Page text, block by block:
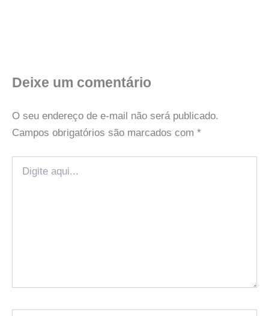
Deixe um comentário
O seu endereço de e-mail não será publicado.
Campos obrigatórios são marcados com *
aqui...